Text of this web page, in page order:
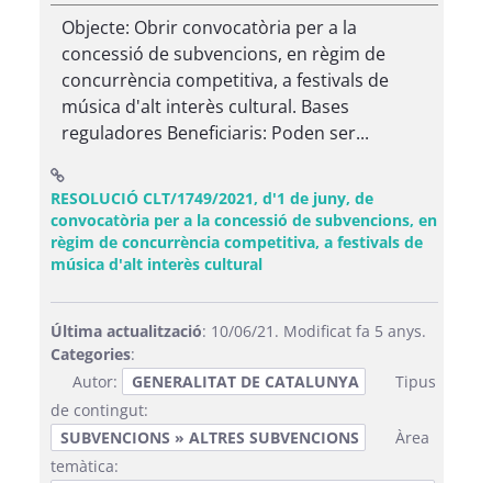
Objecte: Obrir convocatòria per a la
concessió de subvencions, en règim de
concurrència competitiva, a festivals de
música d'alt interès cultural. Bases
reguladores Beneficiaris: Poden ser...
RESOLUCIÓ CLT/1749/2021, d'1 de juny, de
convocatòria per a la concessió de subvencions, en
règim de concurrència competitiva, a festivals de
música d'alt interès cultural(Obre una finestra nova)
Última actualització: 10/06/21. Modificat fa 5 anys.
Categories:
Autor:
GENERALITAT DE CATALUNYA
Tipus
de contingut:
SUBVENCIONS » ALTRES SUBVENCIONS
Àrea
temàtica: